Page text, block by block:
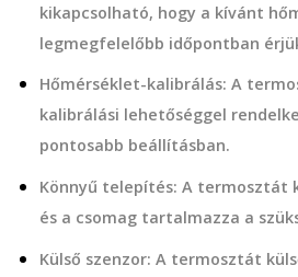
kikapcsolható, hogy a kívánt
legmegfelelőbb időpontban
Hőmérséklet-kalibrálás: A
kalibrálási lehetőséggel
pontosabb beállításban.
Könnyű telepítés: A termosztát
és a csomag tartalmazza a
Külső szenzor: A termosztát